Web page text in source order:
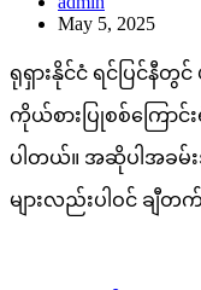
May 5, 2025
ရုရှားနိုင်ငံ ရင်ပြင်နီတွ
ကိုယ်စားပြုစစ်ကြောင်
ပါတယ်။ အဆိုပါအခမ်း
များလည်းပါဝင် ချီ